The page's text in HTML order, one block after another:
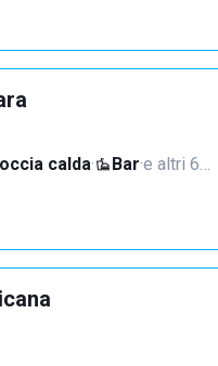
calda· Bar·e altri 6…